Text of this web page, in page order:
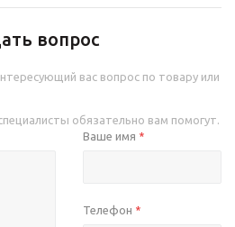
вопрос
вас вопрос по товару или
обязательно вам помогут.
Ваше имя *
Телефон *